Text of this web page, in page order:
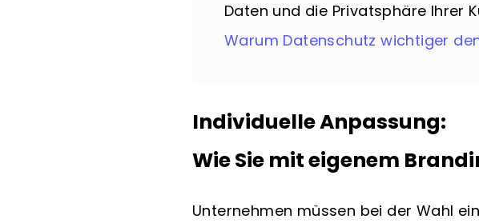
Daten und die Privatsphäre Ihrer
Warum Datenschutz wichtiger
Individuelle Anpassung:
Wie Sie mit eigenem
Unternehmen müssen bei der Wahl